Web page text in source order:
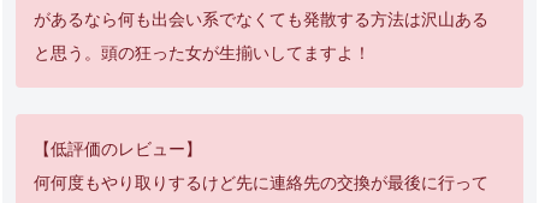
があるなら何も出会い系でなくても発散する方法は沢山ある
と思う。頭の狂った女が生揃いしてますよ！
【低評価のレビュー】
何何度もやり取りするけど先に連絡先の交換が最後に行って